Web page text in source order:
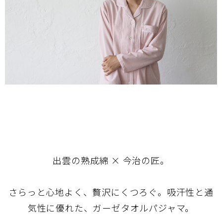
出雲の熟成綿 × 今治の匠。
さらっと心地よく、贅沢にくつろぐ。吸汗性と通
気性に優れた、ガーゼタオルパジャマ。